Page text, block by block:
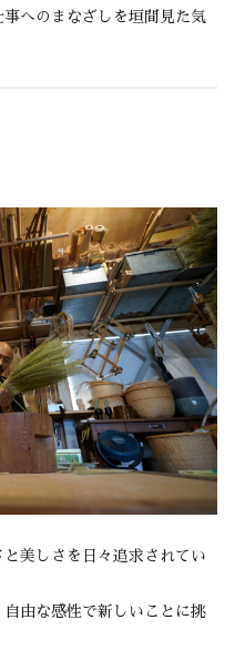
へのまなざしを垣間見た気
美しさを日々追求されてい
由な感性で新しいことに挑